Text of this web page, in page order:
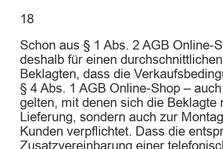
18
Schon aus § 1 Abs. 2 AGB Online-
deshalb für einen
Beklagten, dass die
§ 4 Abs. 1 AGB Online-Shop –
gelten, mit denen sich die Beklagte
Lieferung, sondern auch zur
Kunden verpflichtet. Dass die
Zusatzvereinbarung einer